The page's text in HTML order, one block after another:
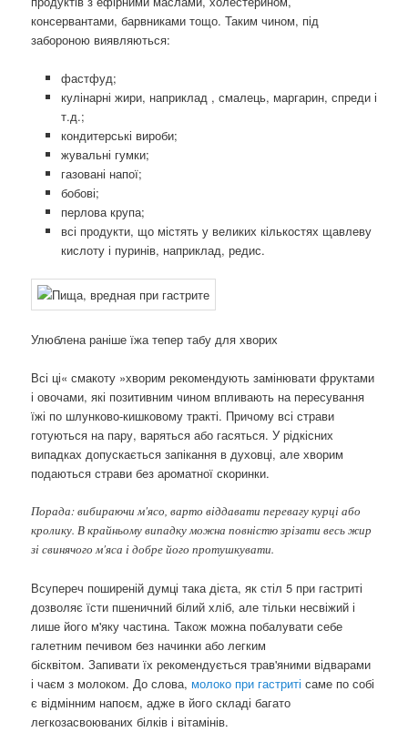
консервантами, барвниками тощо. Таким чином, під
забороною виявляються:
фастфуд;
кулінарні жири, наприклад , смалець, маргарин, спреди і
т.д.;
кондитерські вироби;
жувальні гумки;
газовані напої;
бобові;
перлова крупа;
всі продукти, що містять у великих кількостях щавлеву
кислоту і пуринів, наприклад, редис.
Улюблена раніше їжа тепер табу для хворих
Всі ці« смакоту »хворим рекомендують замінювати фруктами
і овочами, які позитивним чином впливають на пересування
їжі по шлунково-кишковому тракті. Причому всі страви
готуються на пару, варяться або гасяться. У рідкісних
випадках допускається запікання в духовці, але хворим
подаються страви без ароматної скоринки.
Порада: вибираючи м'ясо, варто віддавати перевагу курці або
кролику. В крайньому випадку можна повністю зрізати весь жир
зі свинячого м'яса і добре його протушкувати.
Всупереч поширеній думці така дієта, як стіл 5 при гастриті
дозволяє їсти пшеничний білий хліб, але тільки несвіжий і
лише його м'яку частина. Також можна побалувати себе
галетним печивом без начинки або легким
бісквітом. Запивати їх рекомендується трав'яними відварами
і чаєм з молоком. До слова, молоко при гастритісаме по собі
є відмінним напоєм, адже в його складі багато
легкозасвоюваних білків і вітамінів.